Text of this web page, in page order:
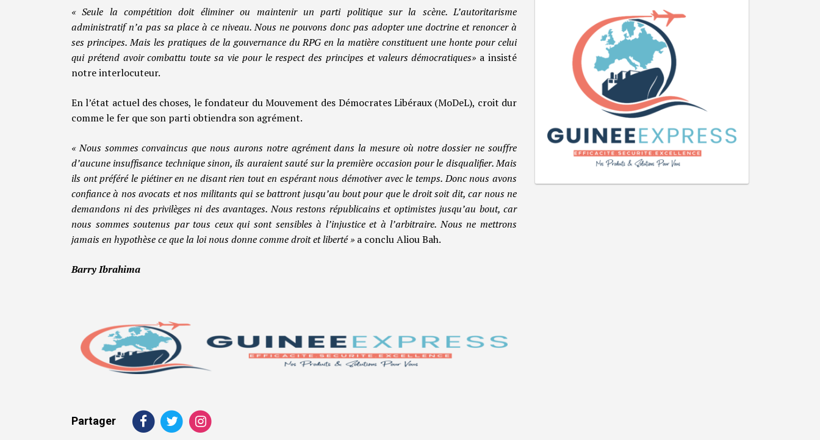
« Seule la compétition doit éliminer ou maintenir un parti politique sur la scène. L’autoritarisme
administratif n’a pas sa place à ce niveau. Nous ne pouvons donc pas adopter une doctrine et renoncer à
ses principes. Mais les pratiques de la gouvernance du RPG en la matière constituent une honte pour celui
qui prétend avoir combattu toute sa vie pour le respect des principes et valeurs démocratiques» a insisté
notre interlocuteur.
En l’état actuel des choses, le fondateur du Mouvement des Démocrates Libéraux (MoDeL), croit dur
comme le fer que son parti obtiendra son agrément.
« Nous sommes convaincus que nous aurons notre agrément dans la mesure où notre dossier ne souffre
d’aucune insuffisance technique sinon, ils auraient sauté sur la première occasion pour le disqualifier. Mais
ils ont préféré le piétiner en ne disant rien tout en espérant nous démotiver avec le temps. Donc nous avons
confiance à nos avocats et nos militants qui se battront jusqu’au bout pour que le droit soit dit, car nous ne
demandons ni des privilèges ni des avantages. Nous restons républicains et optimistes jusqu’au bout, car
nous sommes soutenus par tous ceux qui sont sensibles à l’injustice et à l’arbitraire. Nous ne mettrons
jamais en hypothèse ce que la loi nous donne comme droit et liberté » a conclu Aliou Bah.
Barry Ibrahima
Partager